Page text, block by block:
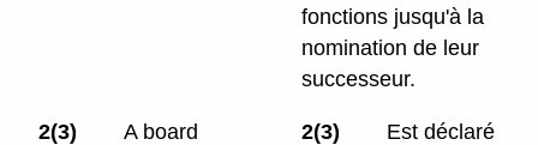
fonctions jusqu'à la
nomination de leur
successeur.
2(3)
A board
2(3)
Est déclaré